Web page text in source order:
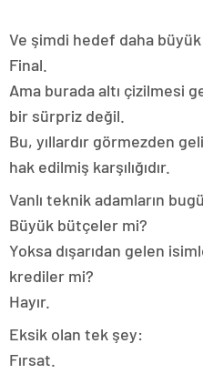
Ve şimdi hedef daha
Final.
Ama burada altı çizilmesi
bir sürpriz değil.
Bu, yıllardır görmezden
hak edilmiş karşılığıdır.
Vanlı teknik adamların
Büyük bütçeler mi?
Yoksa dışarıdan gelen
krediler mi?
Hayır.
Eksik olan tek şey:
Fırsat.